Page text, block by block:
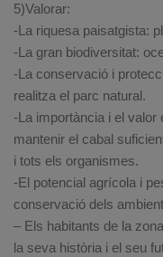
5)Valorar:
-La riquesa paisatgista:
-La gran biodiversitat:
-La conservació i
realitza el parc natural.
-La importància i el
mantenir el cabal
i tots els organismes.
-El potencial agrícola i
conservació dels
– Els habitants de la
la seva història i el seu